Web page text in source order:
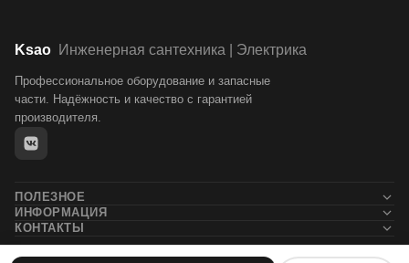
Ksao Инженерная сантехника | Электрика
Профессиональное оборудование и запасные
части. Надёжность и качество с гарантией
производителя.
ПОЛЕЗНОЕ
Новости
Блог
ИНФОРМАЦИЯ
Контакты
О компании
КОНТАКТЫ
+7 (911) 132-71-05